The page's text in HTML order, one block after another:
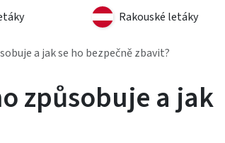
Rakouské letáky
a jak se ho bezpečně zbavit?
způsobuje a jak